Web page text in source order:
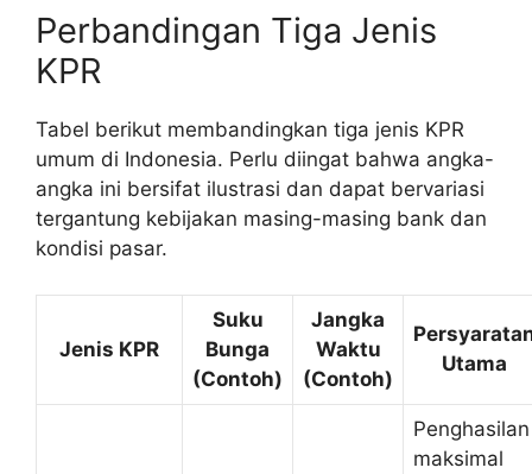
Perbandingan Tiga Jenis
KPR
Tabel berikut membandingkan tiga jenis KPR
umum di Indonesia. Perlu diingat bahwa angka-
angka ini bersifat ilustrasi dan dapat bervariasi
tergantung kebijakan masing-masing bank dan
kondisi pasar.
Jenis KPR
Suku
Bunga
(Contoh)
Jangka
Waktu
(Contoh)
Utama
Penghasilan
maksimal